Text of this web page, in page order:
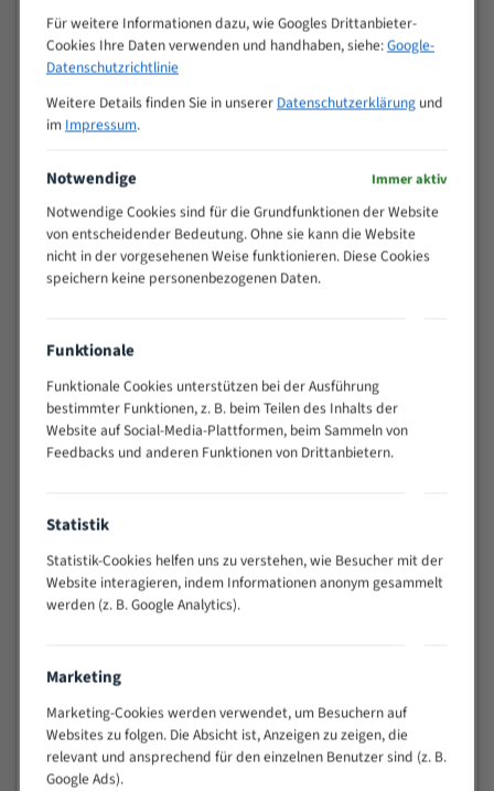
M (mm)
Zoll (ZpZ))
>
25
10/14
15 - 40
8/12
25 - 50
50 - 120
80 - 180
3/4
130 -
350
2/3
200 -
> 500
0,75/1,25
Vorteile:
Widerstandsfähig gegen Zahnbruch auch bei
schwierigen Werkstücken (Materialmischung,
wechselnde Verbindungslängen)
Sehr geringe Vibration
Technische Beschreibung:
Positiver Spanwinkel
Bandkörper aus hochlegiertem Federstahl
Für weitere Informationen dazu, wie Googles Drittanbieter-
Cookies Ihre Daten verwenden und handhaben, siehe:Google-
Datenschutzrichtlinie
Weitere Details finden Sie in unserer Datenschutzerklärungund
im Impressum.
Notwendige Immer aktiv
Notwendige Cookies sind für die Grundfunktionen der Website
von entscheidender Bedeutung. Ohne sie kann die Website
nicht in der vorgesehenen Weise funktionieren. Diese Cookies
speichern keine personenbezogenen Daten.
Funktionale
Funktionale Cookies unterstützen bei der Ausführung
bestimmter Funktionen, z. B. beim Teilen des Inhalts der
Website auf Social-Media-Plattformen, beim Sammeln von
Feedbacks und anderen Funktionen von Drittanbietern.
Statistik
Statistik-Cookies helfen uns zu verstehen, wie Besucher mit der
Website interagieren, indem Informationen anonym gesammelt
werden (z. B. Google Analytics).
Marketing
Marketing-Cookies werden verwendet, um Besuchern auf
Websites zu folgen. Die Absicht ist, Anzeigen zu zeigen, die
relevant und ansprechend für den einzelnen Benutzer sind (z. B.
Google Ads).